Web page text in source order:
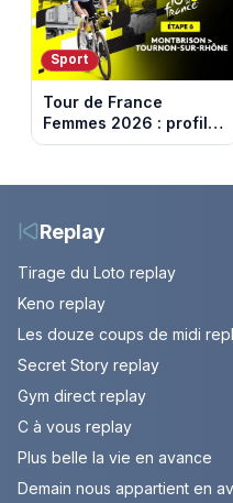
Sport
Tour de France
Femmes 2026 : profil
et horaires de la 6e
Montbrison et
Replay
Tirage du Loto replay
Keno replay
Les douze coups de midi
Secret Story replay
Gym direct replay
C à vous replay
Plus belle la vie en avance
Demain nous appartient en